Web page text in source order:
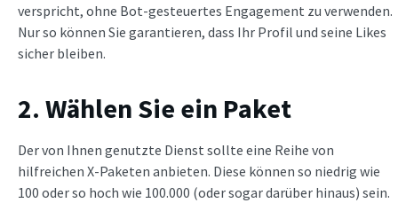
verspricht, ohne Bot-gesteuertes Engagement zu verwenden.
Nur so können Sie garantieren, dass Ihr Profil und seine Likes
sicher bleiben.
2. Wählen Sie ein Paket
Der von Ihnen genutzte Dienst sollte eine Reihe von
hilfreichen X-Paketen anbieten. Diese können so niedrig wie
100 oder so hoch wie 100.000 (oder sogar darüber hinaus) sein.